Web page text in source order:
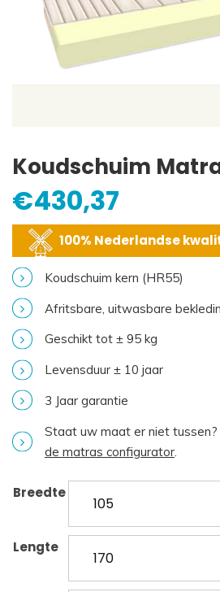
Koudschuim
€430,37
100% Nederlandse
Koudschuim kern (HR55)
Afritsbare, uitwasbare
Geschikt tot ± 95 kg
Levensduur ± 10 jaar
3 Jaar garantie
Staat uw maat er niet tussen?
de matras configurator
Breedte
Lengte